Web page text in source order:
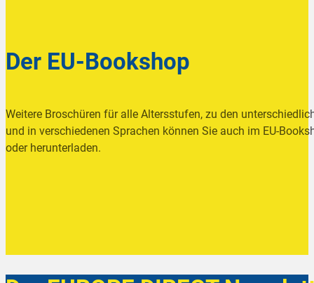
Der EU-Bookshop
Weitere Broschüren für alle Altersstufen, zu den
und in verschiedenen Sprachen können Sie auch im EU-
oder herunterladen.